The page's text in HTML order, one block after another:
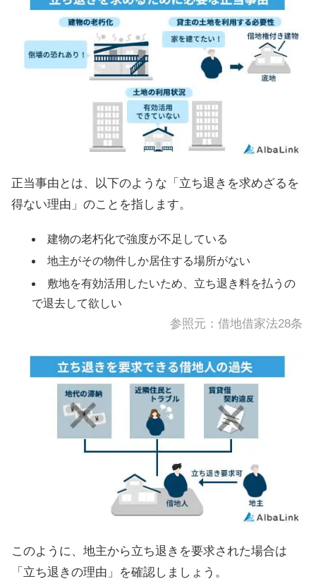
正当事由とは、以下のような「立ち退きを求めざるを
得ない理由」のことを指します。
建物の老朽化で強度が不足している
地主がその物件しか居住する場所がない
敷地を有効活用したいため、立ち退き料を払うの
で退去して欲しい
参照元： 借地借家法28条
このように、地主から立ち退きを要求された場合は
「立ち退きの理由」を確認しましょう。